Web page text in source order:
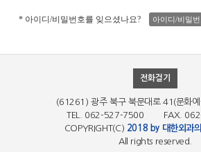
* 아이디/비밀번호를 잊으셨나요? 아이디/비밀
전화걸기
(61261) 광주 북구 북문대로 41(문화
TEL. 062-527-7500 FAX.
COPYRIGHT(C) 2018 by 대한외과
All rights reserved.